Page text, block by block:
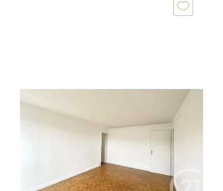
Appartement F3 à vendre
169 990 €
SECTEUR - CENTRE VILLE Proche de la gare